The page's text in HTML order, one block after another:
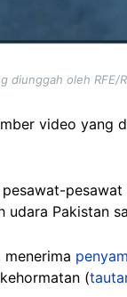
oleh RFE/
video yang
udara Pakistan
menerima
(